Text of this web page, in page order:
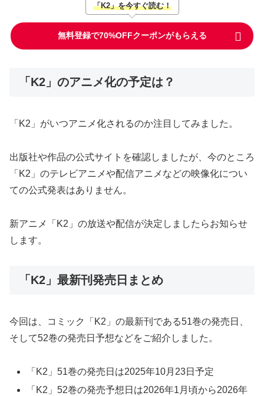
「K2」を今すぐ読む！
無料登録で70%OFFクーポンがもらえる
「K2」のアニメ化の予定は？
「K2」がいつアニメ化されるのか注目してみました。
出版社や作品の公式サイトを確認しましたが、今のところ
「K2」のテレビアニメや配信アニメなどの映像化につい
ての公式発表はありません。
新アニメ「K2」の放送や配信が決定しましたらお知らせ
します。
「K2」最新刊発売日まとめ
今回は、コミック「K2」の最新刊である51巻の発売日、
そして52巻の発売日予想などをご紹介しました。
「K2」51巻の発売日は2025年10月23日予定
「K2」52巻の発売予想日は2026年1月頃から2026年